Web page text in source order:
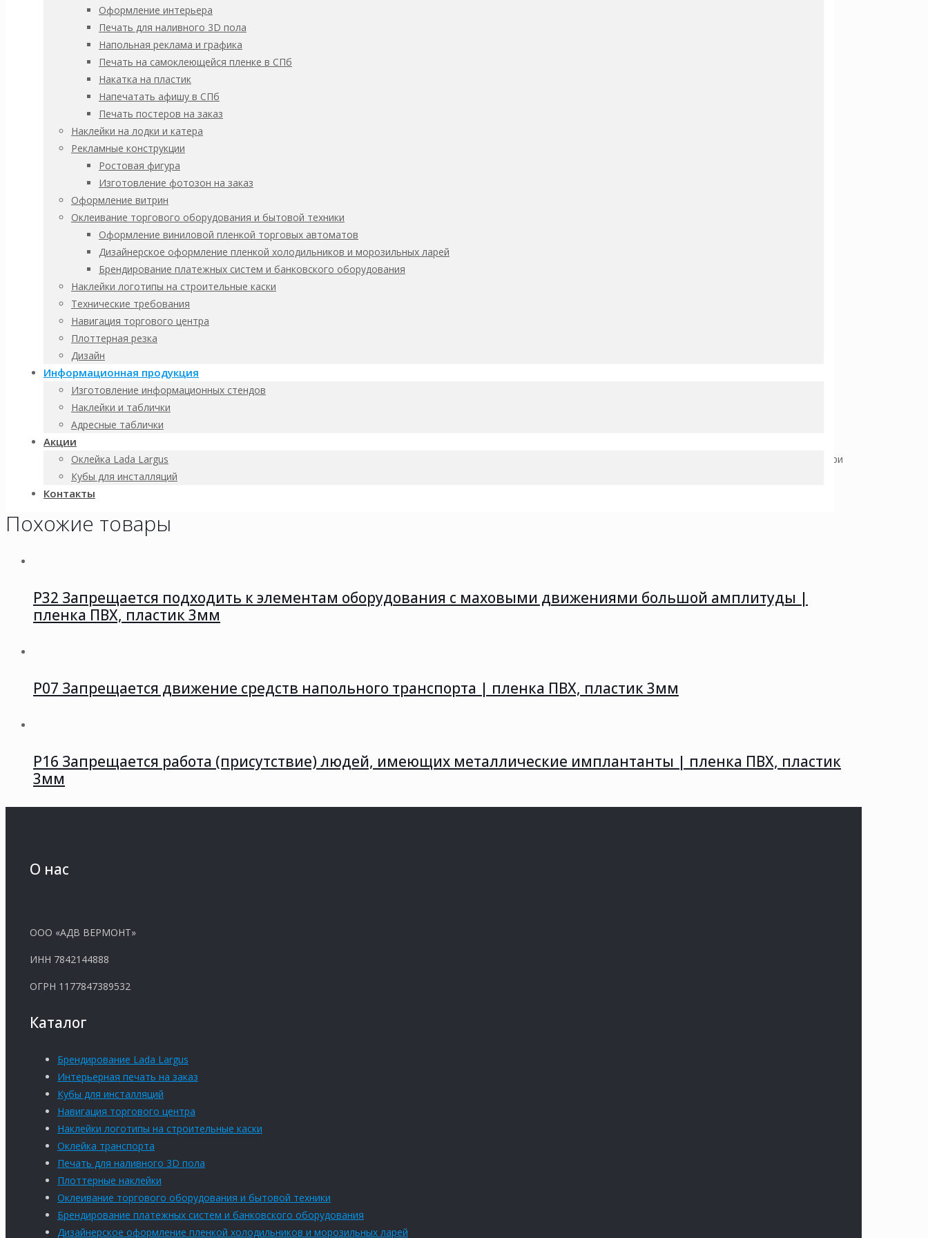
Оформление интерьера
Печать для наливного 3D пола
Напольная реклама и графика
Печать на самоклеющейся пленке в СПб
Накатка на пластик
Напечатать афишу в СПб
Печать постеров на заказ
Наклейки на лодки и катера
Рекламные конструкции
Ростовая фигура
Изготовление фотозон на заказ
Оформление витрин
Оклеивание торгового оборудования и бытовой техники
Оформление виниловой пленкой торговых автоматов
Дизайнерское оформление пленкой холодильников и морозильных ларей
Брендирование платежных систем и банковского оборудования
Наклейки логотипы на строительные каски
Технические требования
Навигация торгового центра
Плоттерная резка
Дизайн
Информационная продукция
Изготовление информационных стендов
Наклейки и таблички
Адресные таблички
Акции
Оклейка Lada Largus
Кубы для инсталляций
Контакты
Табличка Пластик 3мм
Запрещающие знаки, таблички и наклейки
На местах и участках, где запрещено разбрызгивать воду.
Материалы:
• Пластик 3 мм
• Самоклеющаяся ПВХ пленка
Дополнительные опции:
• Защитная ламинация
• Монтажная лента (скотч)
• Изменение цвета, стиля
• по Санкт-Петербургу
• до транспортной компании
• возможен самовывоз
Для расчета стоимости нестандартного заказа или доставки свяжитесь с менеджером по телефону или направив письмо на электронную почту
info@vermontspb.ru
Продукция полностью соответствует требованиям ГОСТ и может располагаться в государственных и бюджетных учреждениях. На все материалы, которые используются при
изготовлении продукции, в наличии имеются необходимые сертификаты качества.
Похожие товары
P32 Запрещается подходить к элементам оборудования с маховыми движениями большой амплитуды |
пленка ПВХ, пластик 3мм
P07 Запрещается движение средств напольного транспорта | пленка ПВХ, пластик 3мм
P16 Запрещается работа (присутствие) людей, имеющих металлические имплантанты | пленка ПВХ, пластик
3мм
О нас
ООО «АДВ ВЕРМОНТ»
ИНН 7842144888
ОГРН 1177847389532
Каталог
Брендирование Lada Largus
Интерьерная печать на заказ
Кубы для инсталляций
Навигация торгового центра
Наклейки логотипы на строительные каски
Оклейка транспорта
Печать для наливного 3D пола
Плоттерные наклейки
Оклеивание торгового оборудования и бытовой техники
Брендирование платежных систем и банковского оборудования
Дизайнерское оформление пленкой холодильников и морозильных ларей